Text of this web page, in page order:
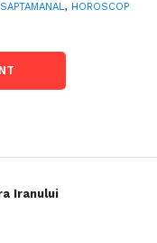
, HOROSCOP
Iranului